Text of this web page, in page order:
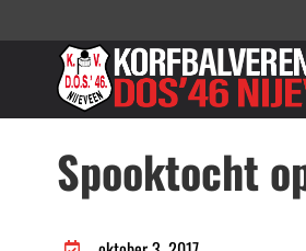
naar
Spooktocht